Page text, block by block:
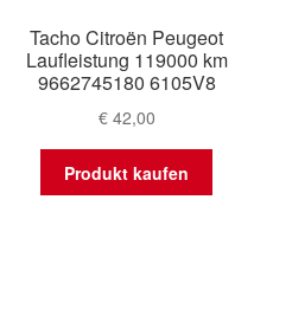
Tacho Citroën Peugeot
Laufleistung 119000 km
9662745180 6105V8
€42,00
Produkt kaufen